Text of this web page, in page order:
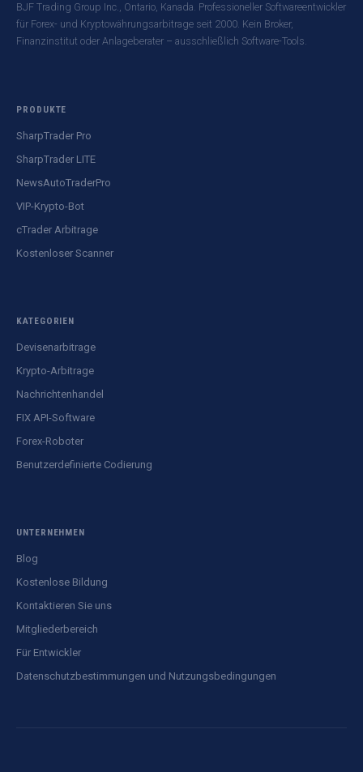
BJF Trading Group Inc., Ontario, Kanada. Professioneller Softwareentwickler
für Forex- und Kryptowährungsarbitrage seit 2000. Kein Broker,
Finanzinstitut oder Anlageberater – ausschließlich Software-Tools.
PRODUKTE
SharpTrader Pro
SharpTrader LITE
NewsAutoTraderPro
VIP-Krypto-Bot
cTrader Arbitrage
Kostenloser Scanner
KATEGORIEN
Devisenarbitrage
Krypto-Arbitrage
Nachrichtenhandel
FIX API-Software
Forex-Roboter
Benutzerdefinierte Codierung
UNTERNEHMEN
Blog
Kostenlose Bildung
Kontaktieren Sie uns
Mitgliederbereich
Für Entwickler
Datenschutzbestimmungen und Nutzungsbedingungen